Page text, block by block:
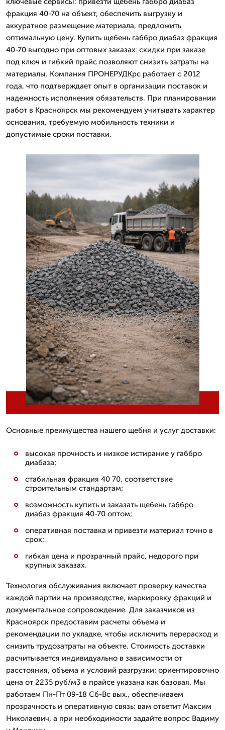
фракция 40-70 на объект, обеспечить выгрузку и
аккуратное размещение материала, предложить
оптимальную цену. Купить щебень габбро диабаз фракция
40-70 выгодно при оптовых заказах: скидки при заказе
под ключ и гибкий прайс позволяют снизить затраты на
материалы. Компания ПРОНЕРУДКрс работает с 2012
года, что подтверждает опыт в организации поставок и
надежность исполнения обязательств. При планировании
работ в Красноярск мы рекомендуем учитывать характер
основания, требуемую мобильность техники и
допустимые сроки поставки.
Основные преимущества нашего щебня и услуг доставки:
высокая прочность и низкое истирание у габбро
диабаза;
стабильная фракция 40 70, соответствие
строительным стандартам;
возможность купить и заказать щебень габбро
диабаз фракция 40-70 оптом;
оперативная поставка и привезти материал точно в
срок;
гибкая цена и прозрачный прайс, недорого при
крупных заказах.
Технология обслуживания включает проверку качества
каждой партии на производстве, маркировку фракций и
документальное сопровождение. Для заказчиков из
Красноярск предоставим расчеты объема и
рекомендации по укладке, чтобы исключить перерасход и
снизить трудозатраты на объекте. Стоимость доставки
расчитывается индивидуально в зависимости от
расстояния, объема и условий разгрузки; ориентировочно
цена от 2235 руб/м3 в прайсе указана как базовая. Мы
работаем Пн-Пт 09-18 Сб-Вс вых., обеспечиваем
прозрачность и оперативную связь: вам ответит Максим
Николаевич, а при необходимости задайте вопрос Вадиму